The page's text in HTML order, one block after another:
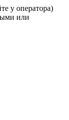
у оператора)
или